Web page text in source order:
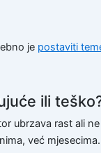
je postaviti
ili
ubrzava rast ali
već mjesecima.